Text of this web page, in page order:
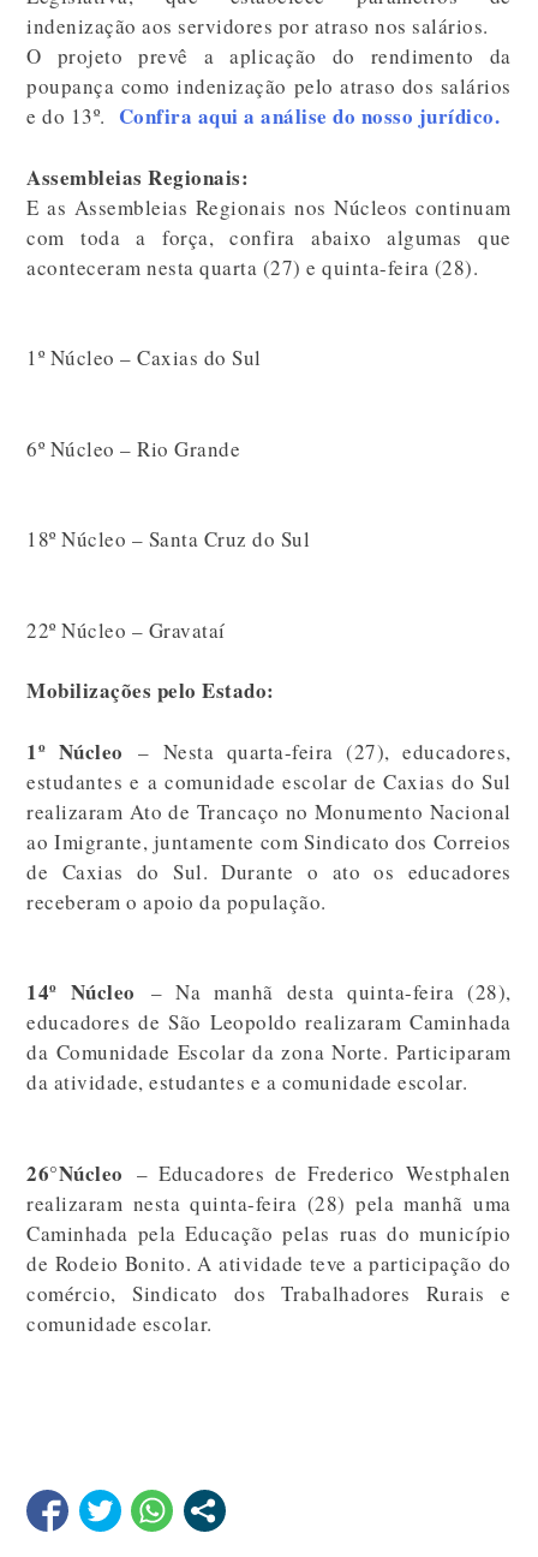
indenização aos servidores por atraso nos salários.
O projeto prevê a aplicação do rendimento da
poupança como indenização pelo atraso dos salários
e do 13º. Confira aqui a análise do nosso jurídico.
Assembleias Regionais:
E as Assembleias Regionais nos Núcleos continuam
com toda a força, confira abaixo algumas que
aconteceram nesta quarta (27) e quinta-feira (28).
1º Núcleo – Caxias do Sul
6º Núcleo – Rio Grande
18º Núcleo – Santa Cruz do Sul
22º Núcleo – Gravataí
Mobilizações pelo Estado:
1º Núcleo – Nesta quarta-feira (27), educadores,
estudantes e a comunidade escolar de Caxias do Sul
realizaram Ato de Trancaço no Monumento Nacional
ao Imigrante, juntamente com Sindicato dos Correios
de Caxias do Sul. Durante o ato os educadores
receberam o apoio da população.
14º Núcleo – Na manhã desta quinta-feira (28),
educadores de São Leopoldo realizaram Caminhada
da Comunidade Escolar da zona Norte. Participaram
da atividade, estudantes e a comunidade escolar.
26°Núcleo – Educadores de Frederico Westphalen
realizaram nesta quinta-feira (28) pela manhã uma
Caminhada pela Educação pelas ruas do município
de Rodeio Bonito. A atividade teve a participação do
comércio, Sindicato dos Trabalhadores Rurais e
comunidade escolar.